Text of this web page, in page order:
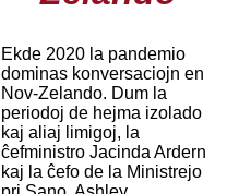
Ekde 2020 la pandemio
dominas konversaciojn en
Nov-Zelando. Dum la
periodoj de hejma izolado
kaj aliaj limigoj, la
ĉefministro Jacinda Ardern
kaj la ĉefo de la Ministrejo